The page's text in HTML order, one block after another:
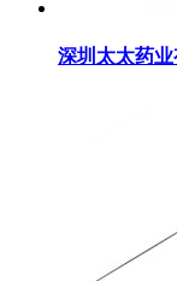
深圳太太药